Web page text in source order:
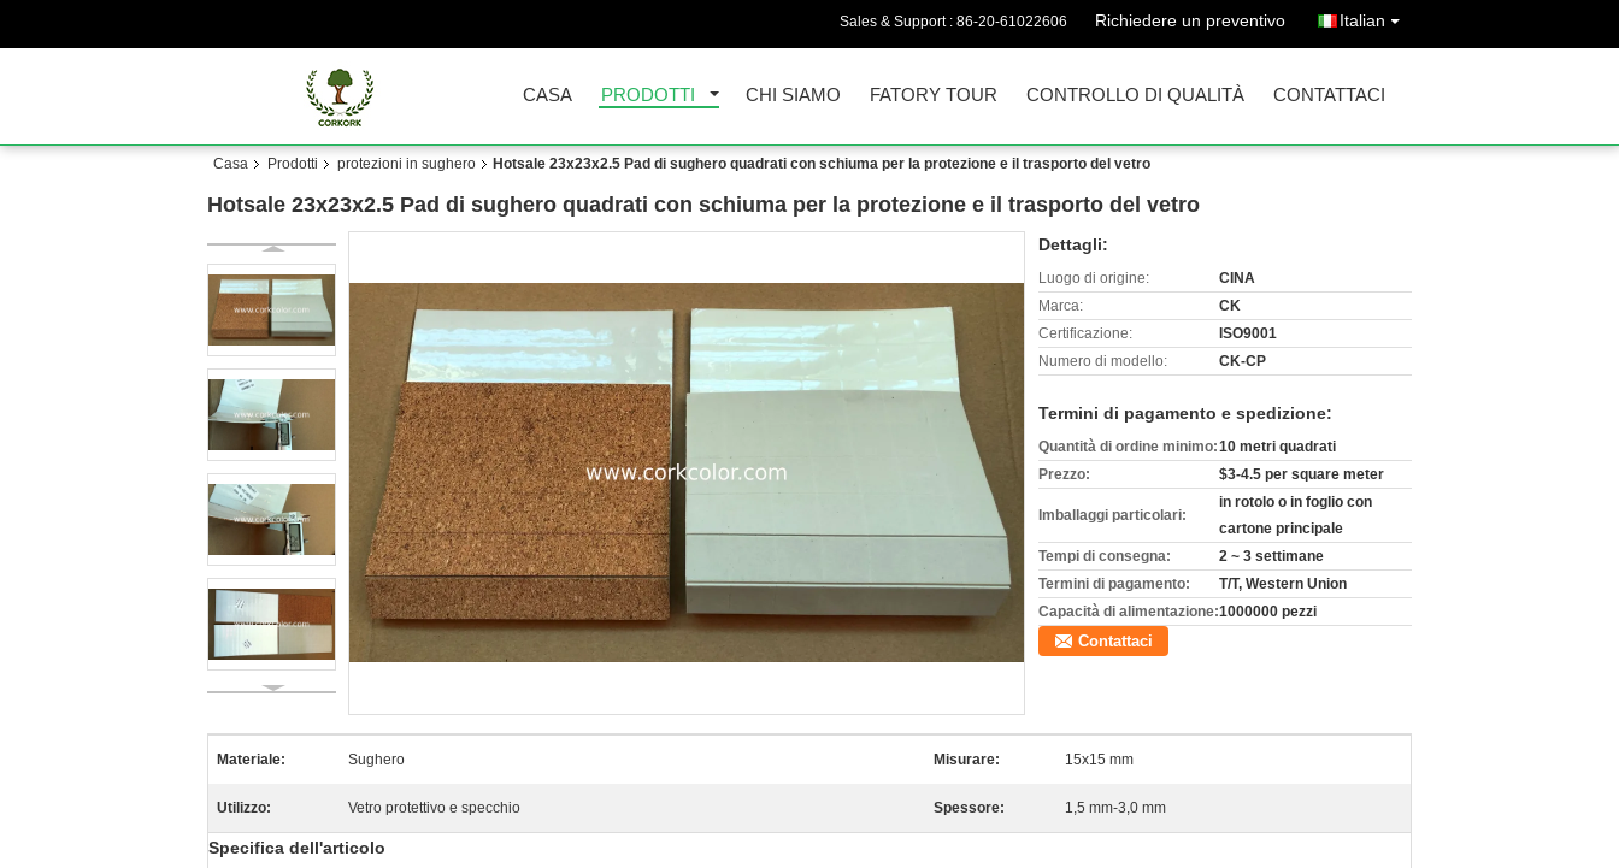
Sales & Support : 86-20-61022606 Richiedere un preventivo Italian
CASA PRODOTTI CHI SIAMO FATORY TOUR CONTROLLO DI QUALITÀ CONTATTACI
Casa Prodotti protezioni in sughero Hotsale 23x23x2.5 Pad di sughero quadrati con schiuma per la protezione e il trasporto del vetro
Hotsale 23x23x2.5 Pad di sughero quadrati con schiuma per la protezione e il trasporto del vetro
Dettagli:
Luogo di origine:
CINA
Marca:
CK
Certificazione:
ISO9001
Numero di modello:
CK-CP
Termini di pagamento e spedizione:
Quantità di ordine minimo:10 metri quadrati
Prezzo:
$3-4.5 per square meter
Imballaggi particolari:
in rotolo o in foglio con
cartone principale
Tempi di consegna:
2 ~ 3 settimane
Termini di pagamento:
T/T, Western Union
Capacità di alimentazione:1000000 pezzi
Contattaci
Materiale: Sughero Misurare: 15x15 mm
Utilizzo: Vetro protettivo e specchio Spessore: 1,5 mm-3,0 mm
Specifica dell'articolo